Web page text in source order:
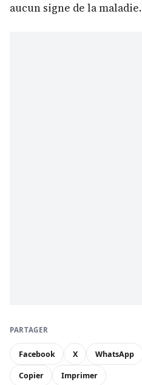
aucun signe de la maladie.
PARTAGER
Facebook X WhatsApp
Copier Imprimer